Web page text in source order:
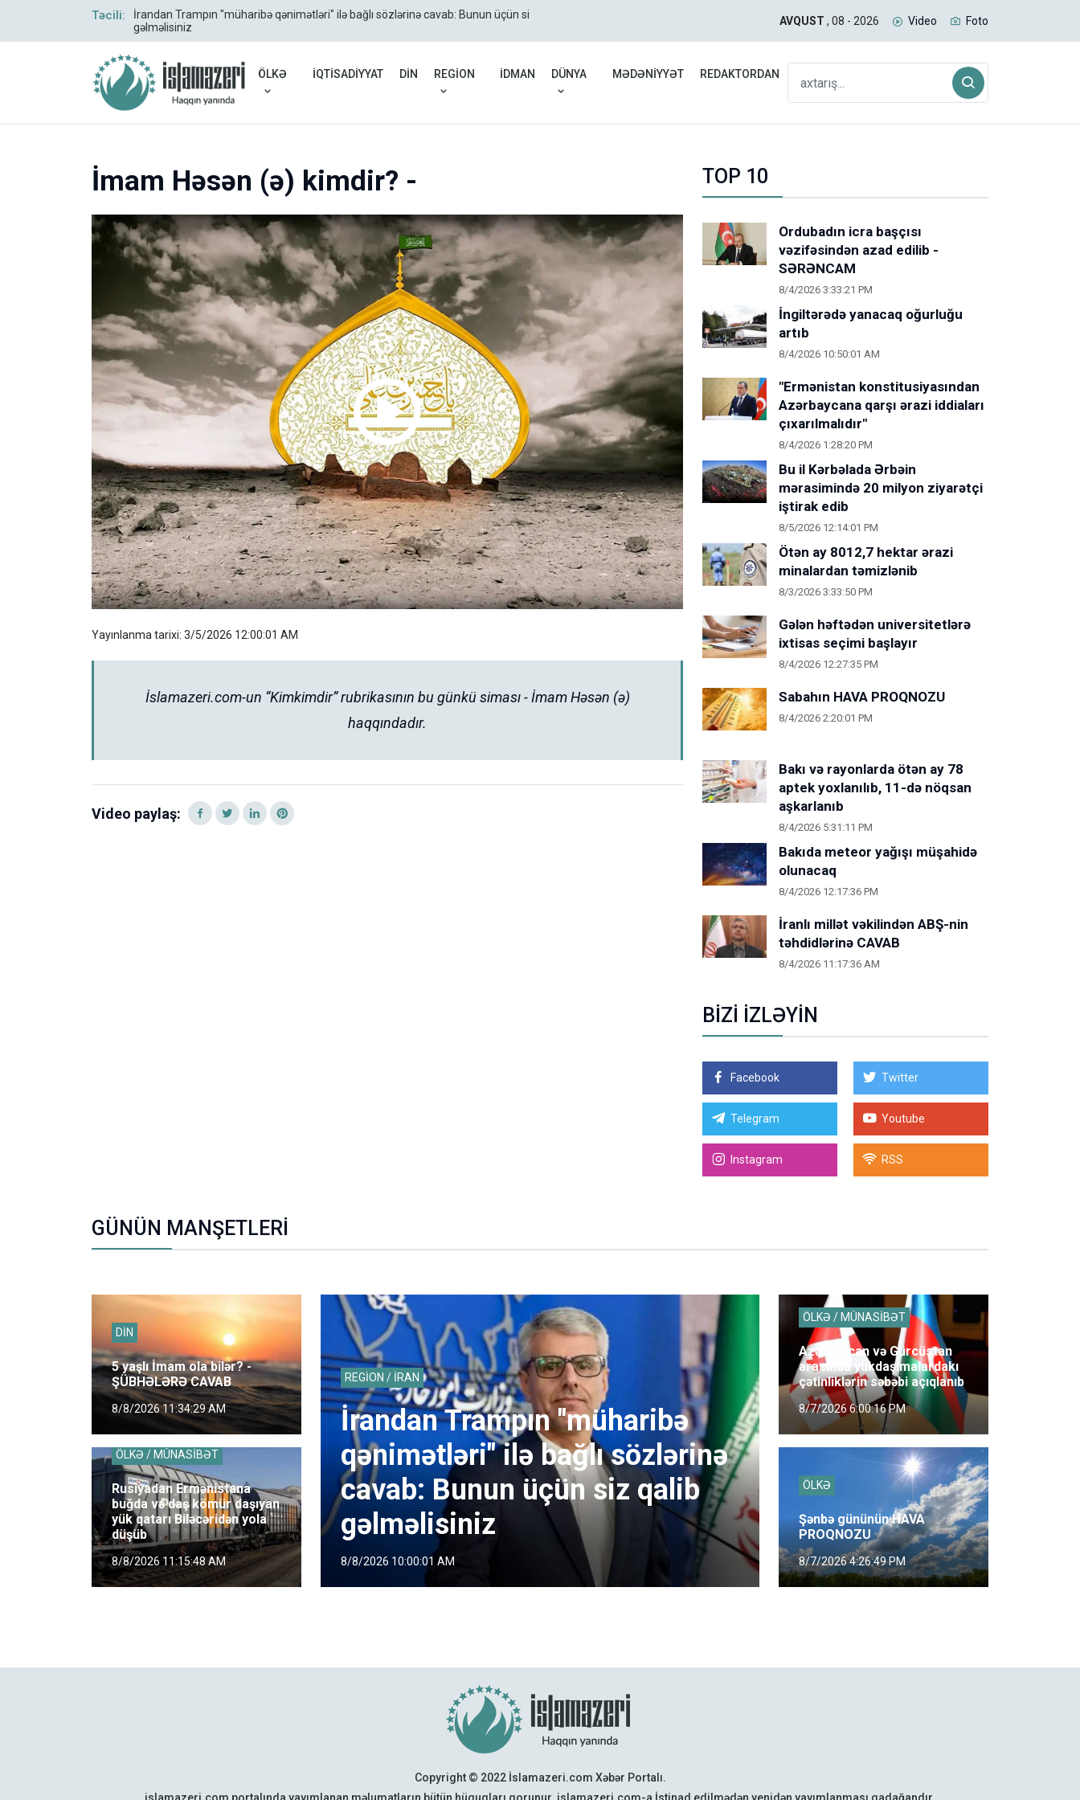
Təcili:
İrandan Trampın "müharibə qənimətləri" ilə bağlı sözlərinə cavab: Bunun üçün siz qalib
gəlməlisiniz
Azərbaycan və Gürcüstan arasında yükdaşımalardakı çətinliklərin səbəbi açıqlanıb
AVQUST , 08 - 2026 Video Foto
ÖLKƏ İQTİSADİYYAT DİN REGİON İDMAN DÜNYA MƏDƏNİYYƏT REDAKTORDAN
İmam Həsən (ə) kimdir? -
Yayınlanma tarixi: 3/5/2026 12:00:01 AM
İslamazeri.com-un “Kimkimdir” rubrikasının bu günkü siması - İmam Həsən (ə)
haqqındadır.
Video paylaş:
TOP 10
Ordubadın icra başçısı
vəzifəsindən azad edilib -
SƏRƏNCAM
8/4/2026 3:33:21 PM
İngiltərədə yanacaq oğurluğu
artıb
8/4/2026 10:50:01 AM
"Ermənistan konstitusiyasından
Azərbaycana qarşı ərazi iddiaları
çıxarılmalıdır"
8/4/2026 1:28:20 PM
Bu il Kərbəlada Ərbəin
mərasimində 20 milyon ziyarətçi
iştirak edib
8/5/2026 12:14:01 PM
Ötən ay 8012,7 hektar ərazi
minalardan təmizlənib
8/3/2026 3:33:50 PM
Gələn həftədən universitetlərə
ixtisas seçimi başlayır
8/4/2026 12:27:35 PM
Sabahın HAVA PROQNOZU
8/4/2026 2:20:01 PM
Bakı və rayonlarda ötən ay 78
aptek yoxlanılıb, 11-də nöqsan
aşkarlanıb
8/4/2026 5:31:11 PM
Bakıda meteor yağışı müşahidə
olunacaq
8/4/2026 12:17:36 PM
İranlı millət vəkilindən ABŞ-nin
təhdidlərinə CAVAB
8/4/2026 11:17:36 AM
BİZİ İZLƏYİN
Facebook Twitter
Telegram Youtube
Instagram RSS
GÜNÜN MANŞETLERİ
DİN
5 yaşlı İmam ola bilər? -
ŞÜBHƏLƏRƏ CAVAB
8/8/2026 11:34:29 AM
ÖLKƏ / MÜNASİBƏT
Rusiyadan Ermənistana
buğda və daş kömür daşıyan
yük qatarı Biləcəridən yola
düşüb
8/8/2026 11:15:48 AM
REGİON / İRAN
İrandan Trampın "müharibə
qənimətləri" ilə bağlı sözlərinə
cavab: Bunun üçün siz qalib
gəlməlisiniz
8/8/2026 10:00:01 AM
ÖLKƏ / MÜNASİBƏT
Azərbaycan və Gürcüstan
arasında yükdaşımalardakı
çətinliklərin səbəbi açıqlanıb
8/7/2026 6:00:16 PM
ÖLKƏ
Şənbə gününün HAVA
PROQNOZU
8/7/2026 4:26:49 PM
Copyright © 2022 İslamazeri.com Xəbər Portalı.
islamazeri.com portalında yayımlanan məlumatların bütün hüquqları qorunur. islamazeri.com-a İstinad edilmədən yenidən yayımlanması qadağandır.